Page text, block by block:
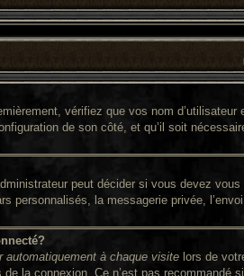
vérifiez que vos nom
de son côté, et qu’il soit
peut décider si vous devez
personnalisés, la messagerie privée,
automatiquement à chaque visite lors de
la connexion. Ce n’est pas